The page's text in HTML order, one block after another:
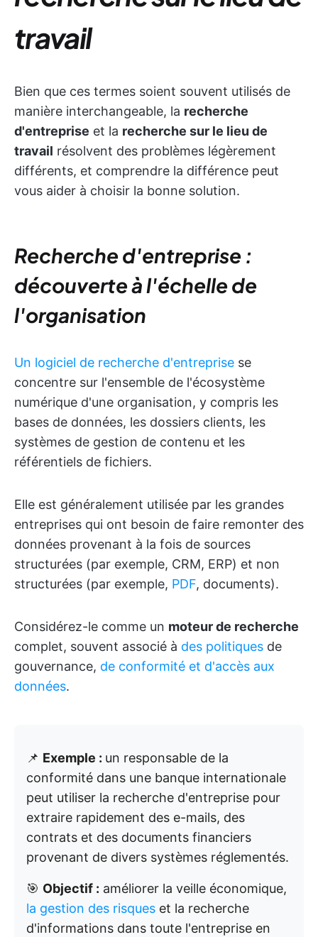
travail
Bien que ces termes soient souvent utilisés de
manière interchangeable, la recherche
d'entreprise et la recherche sur le lieu de
travail résolvent des problèmes légèrement
différents, et comprendre la différence peut
vous aider à choisir la bonne solution.
Recherche d'entreprise :
découverte à l'échelle de
l'organisation
Un logiciel de recherche d'entreprise se
concentre sur l'ensemble de l'écosystème
numérique d'une organisation, y compris les
bases de données, les dossiers clients, les
systèmes de gestion de contenu et les
référentiels de fichiers.
Elle est généralement utilisée par les grandes
entreprises qui ont besoin de faire remonter des
données provenant à la fois de sources
structurées (par exemple, CRM, ERP) et non
structurées (par exemple, PDF, documents).
Considérez-le comme un moteur de recherche
complet, souvent associé à des politiques de
gouvernance, de conformité et d'accès aux
données.
📌 Exemple : un responsable de la
conformité dans une banque internationale
peut utiliser la recherche d'entreprise pour
extraire rapidement des e-mails, des
contrats et des documents financiers
provenant de divers systèmes réglementés.
🎯 Objectif : améliorer la veille économique,
la gestion des risques et la recherche
d'informations dans toute l'entreprise en